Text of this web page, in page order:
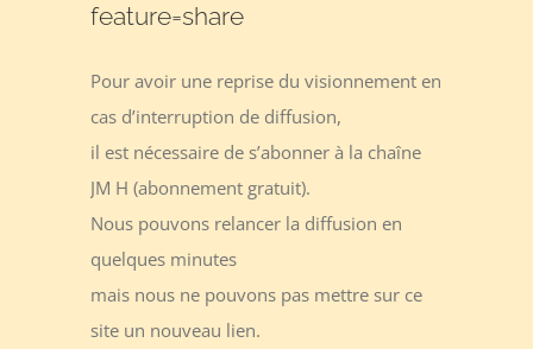
feature=share
Pour avoir une reprise du visionnement en
cas d’interruption de diffusion,
il est nécessaire de s’abonner à la chaîne
JM H (abonnement gratuit).
Nous pouvons relancer la diffusion en
quelques minutes
mais nous ne pouvons pas mettre sur ce
site un nouveau lien.